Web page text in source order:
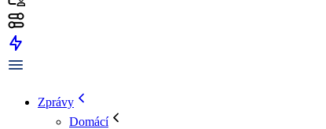
Zprávy
Domácí